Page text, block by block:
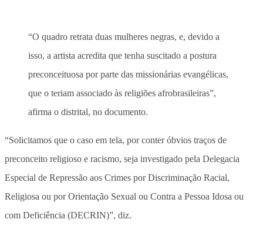
“O quadro retrata duas mulheres negras, e, devido a
isso, a artista acredita que tenha suscitado a postura
preconceituosa por parte das missionárias evangélicas,
que o teriam associado às religiões afrobrasileiras”,
afirma o distrital, no documento.
“Solicitamos que o caso em tela, por conter óbvios traços de
preconceito religioso e racismo, seja investigado pela Delegacia
Especial de Repressão aos Crimes por Discriminação Racial,
Religiosa ou por Orientação Sexual ou Contra a Pessoa Idosa ou
com Deficiência (DECRIN)”, diz.